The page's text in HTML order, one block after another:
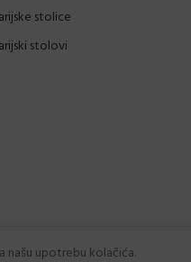
stolice
stolovi
našu upotrebu kolačića.